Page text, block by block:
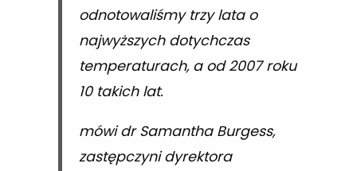
odnotowaliśmy trzy lata o
najwyższych dotychczas
temperaturach, a od 2007 roku
10 takich lat.
mówi dr Samantha Burgess,
zastępczyni dyrektora